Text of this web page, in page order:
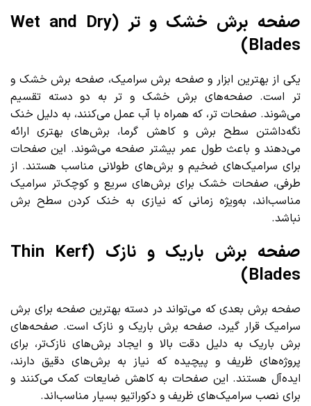
صفحه برش خشک و تر (Wet and Dry
Blades)
یکی از بهترین ابزار و صفحه برش سرامیک، صفحه برش خشک و
تر است. صفحه‌های برش خشک و تر به دو دسته تقسیم
می‌شوند. صفحات تر، که همراه با آب عمل می‌کنند، به دلیل خنک
نگه‌داشتن سطح برش و کاهش گرما، برش‌های بهتری ارائه
می‌دهند و باعث طول عمر بیشتر صفحه می‌شوند. این صفحات
برای سرامیک‌های ضخیم و برش‌های طولانی مناسب هستند. از
طرفی، صفحات خشک برای برش‌های سریع و کوچک‌تر سرامیک
مناسب‌اند، به‌ویژه زمانی که نیازی به خنک کردن سطح برش
نباشد.
صفحه برش باریک و نازک (Thin Kerf
Blades)
صفحه برش بعدی که می‌تواند در دسته بهترین صفحه برای برش
سرامیک قرار گیرد، صفحه برش باریک و نازک است. صفحه‌های
برش باریک به دلیل دقت بالا و ایجاد برش‌های نازک‌تر، برای
پروژه‌های ظریف و پیچیده که نیاز به برش‌های دقیق دارند،
ایده‌آل هستند. این صفحات به کاهش ضایعات کمک می‌کنند و
برای نصب سرامیک‌های ظریف و دکوراتیو بسیار مناسب‌اند.